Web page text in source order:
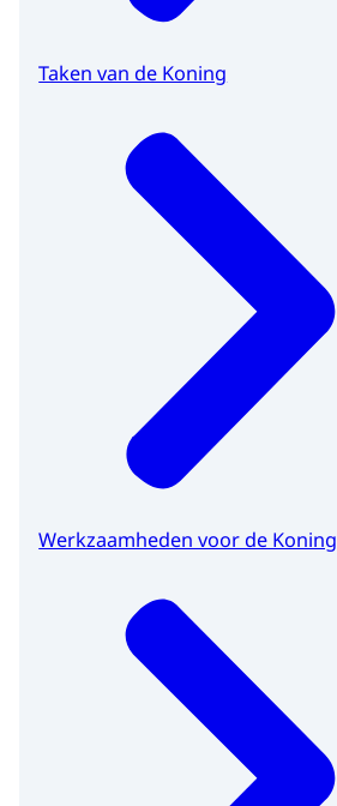
Taken van de Koning
Werkzaamheden voor de Koning